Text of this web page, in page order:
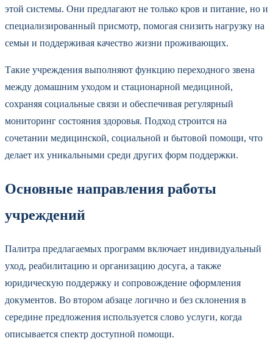
этой системы. Они предлагают не только кров и питание, но и
специализированный присмотр, помогая снизить нагрузку на
семьи и поддерживая качество жизни проживающих.
Такие учреждения выполняют функцию переходного звена
между домашним уходом и стационарной медициной,
сохраняя социальные связи и обеспечивая регулярный
мониторинг состояния здоровья. Подход строится на
сочетании медицинской, социальной и бытовой помощи, что
делает их уникальными среди других форм поддержки.
Основные направления работы
учреждений
Палитра предлагаемых программ включает индивидуальный
уход, реабилитацию и организацию досуга, а также
юридическую поддержку и сопровождение оформления
документов. Во втором абзаце логично и без склонения в
середине предложения используется слово услуги, когда
описывается спектр доступной помощи.